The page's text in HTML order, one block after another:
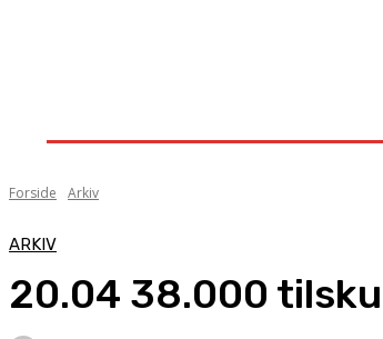
Forside Arkiv
ARKIV
20.04 38.000